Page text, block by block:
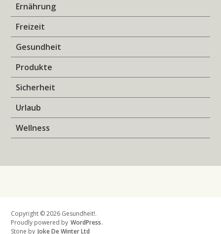
Ernährung
Freizeit
Gesundheit
Produkte
Sicherheit
Urlaub
Wellness
Copyright © 2026 Gesundheit!.
Proudly powered by WordPress.
Stone by Joke De Winter Ltd